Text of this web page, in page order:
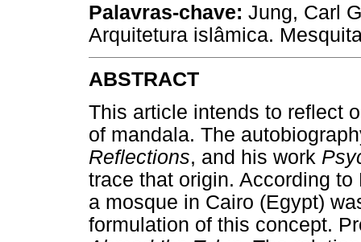
Palavras-chave: Jung, Carl
Arquitetura islâmica.
ABSTRACT
This article intends to reflect
of mandala. The
Reflections, and his work
trace that origin. According
a mosque in Cairo (Egypt)
formulation of this concept.